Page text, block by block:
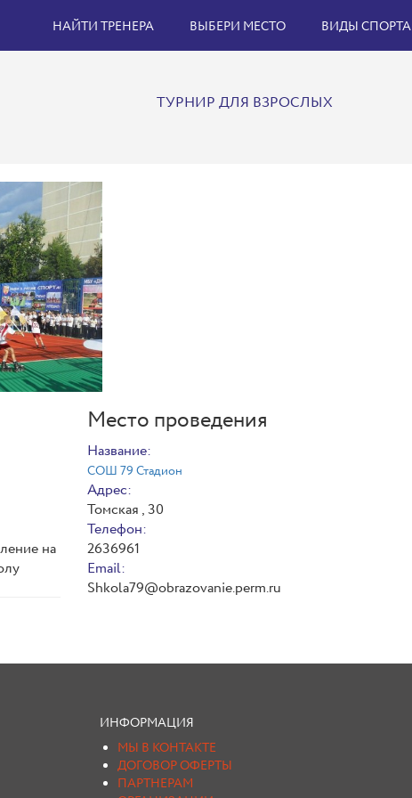
НАЙТИ ТРЕНЕРА ВЫБЕРИ МЕСТО ВИДЫ СПОРТА
ТУРНИР ДЛЯ ВЗРОСЛЫХ
на
Место проведения
Название:
СОШ 79 Стадион
Адрес:
Томская , 30
Телефон:
2636961
Email:
Shkola79@obrazovanie.perm.ru
ИНФОРМАЦИЯ
МЫ В КОНТАКТЕ
ДОГОВОР ОФЕРТЫ
ПАРТНЕРАМ